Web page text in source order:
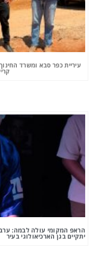
עיריית כפר סבא ומשרד
הראפ המקומי עולה לבמה: ערב
יתקיים בגן הארכיאולוגי בעיר